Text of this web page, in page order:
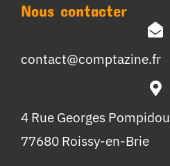
Nous contacter
contact@comptazine.fr
4 Rue Georges Pompidou
77680 Roissy-en-Brie